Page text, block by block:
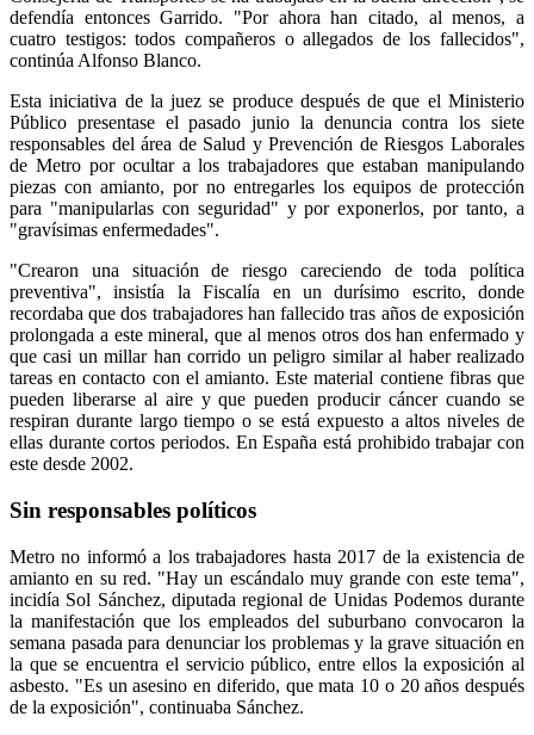
defendía entonces Garrido. "Por ahora han citado, al menos, a
cuatro testigos: todos compañeros o allegados de los fallecidos",
continúa Alfonso Blanco.
Esta iniciativa de la juez se produce después de que el Ministerio
Público presentase el pasado junio la denuncia contra los siete
responsables del área de Salud y Prevención de Riesgos Laborales
de Metro por ocultar a los trabajadores que estaban manipulando
piezas con amianto, por no entregarles los equipos de protección
para "manipularlas con seguridad" y por exponerlos, por tanto, a
"gravísimas enfermedades".
"Crearon una situación de riesgo careciendo de toda política
preventiva", insistía la Fiscalía en un durísimo escrito, donde
recordaba que dos trabajadores han fallecido tras años de exposición
prolongada a este mineral, que al menos otros dos han enfermado y
que casi un millar han corrido un peligro similar al haber realizado
tareas en contacto con el amianto. Este material contiene fibras que
pueden liberarse al aire y que pueden producir cáncer cuando se
respiran durante largo tiempo o se está expuesto a altos niveles de
ellas durante cortos periodos. En España está prohibido trabajar con
este desde 2002.
Sin responsables políticos
Metro no informó a los trabajadores hasta 2017 de la existencia de
amianto en su red. "Hay un escándalo muy grande con este tema",
incidía Sol Sánchez, diputada regional de Unidas Podemos durante
la manifestación que los empleados del suburbano convocaron la
semana pasada para denunciar los problemas y la grave situación en
la que se encuentra el servicio público, entre ellos la exposición al
asbesto. "Es un asesino en diferido, que mata 10 o 20 años después
de la exposición", continuaba Sánchez.